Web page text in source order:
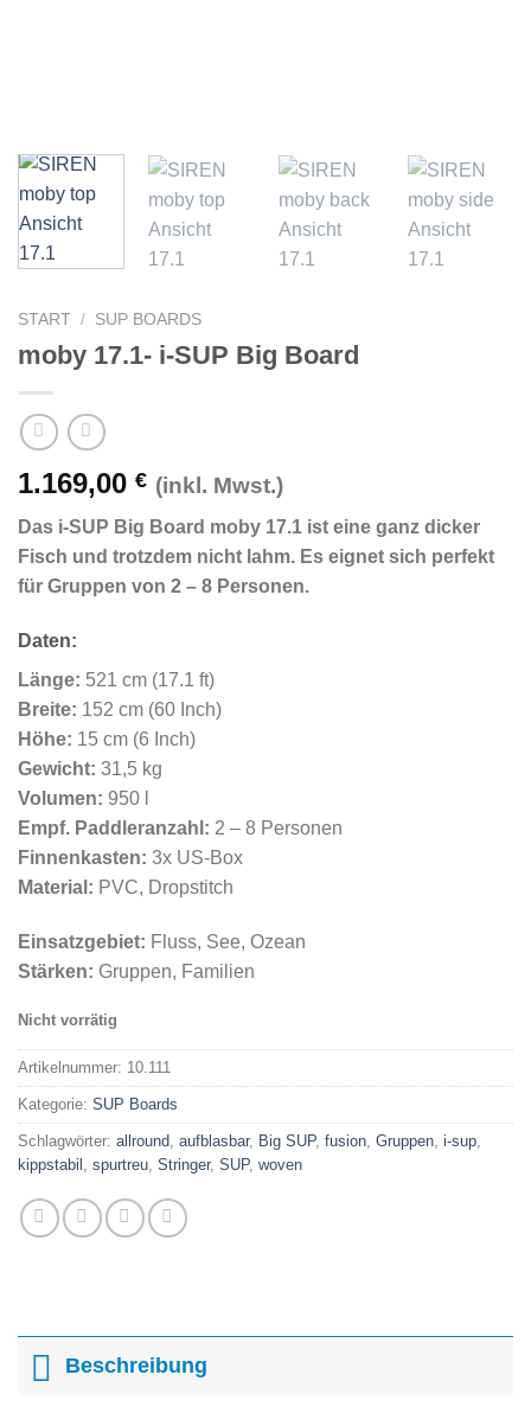
START / SUP BOARDS
moby 17.1- i-SUP Big Board
1.169,00 € (inkl. Mwst.)
Das i-SUP Big Board moby 17.1 ist eine ganz dicker
Fisch und trotzdem nicht lahm. Es eignet sich perfekt
für Gruppen von 2 – 8 Personen.
Daten:
Länge: 521 cm (17.1 ft)
Breite: 152 cm (60 Inch)
Höhe: 15 cm (6 Inch)
Gewicht: 31,5 kg
Volumen: 950 l
Empf. Paddleranzahl: 2 – 8 Personen
Finnenkasten: 3x US-Box
Material: PVC, Dropstitch
Einsatzgebiet: Fluss, See, Ozean
Stärken: Gruppen, Familien
Nicht vorrätig
Artikelnummer: 10.111
Kategorie: SUP Boards
Schlagwörter: allround aufblasbar, Big SUP, fusion Gruppen i-sup
kippstabil
spurtreu Stringer, SUP, woven
Beschreibung